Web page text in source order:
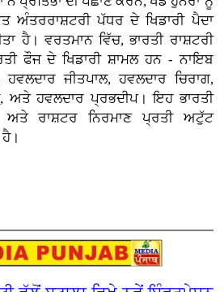
ਅੰਤਰਰਾਸ਼ਟਰੀ ਪੱਧਰ ਦੇ ਖਿਡਾਰੀ ਪੈਦਾ
ਹੈ। ਵਰਤਮਾਨ ਵਿੱਚ, ਭਾਰਤੀ ਰਾਸ਼ਟਰੀ
ਫੌਜ ਦੇ ਖਿਡਾਰੀ ਸ਼ਾਮਲ ਹਨ - ਨਾਇਬ
ਜੀਤਪਾਲ, ਹਵਲਦਾਰ ਚਿਰਾਗ,
ਹਵਲਦਾਰ ਪ੍ਰਭਦੀਪ। ਇਹ ਭਾਰਤੀ
ਰਾਸ਼ਟਰ ਨਿਰਮਾਣ ਪ੍ਰਤੀ ਅਟੁੱਟ